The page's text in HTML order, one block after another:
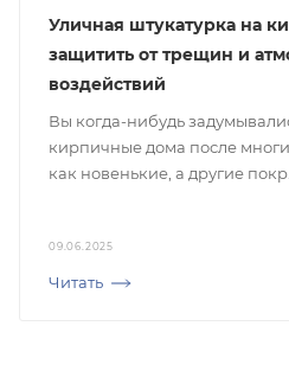
09.06.2025
Читать
Уличная штукатурка на
защитить от трещин и
воздействий
Вы когда-нибудь
кирпичные дома после
как новенькие, а другие покр...